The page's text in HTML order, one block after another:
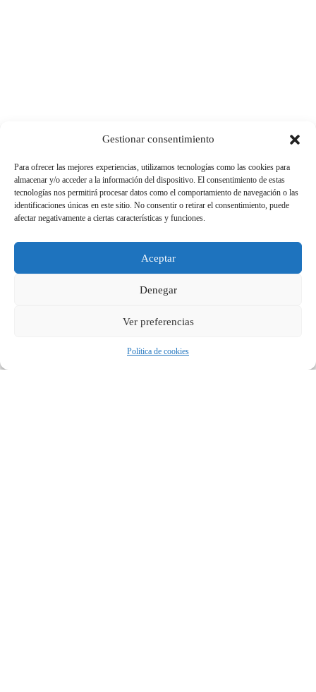
Gestionar consentimiento
Para ofrecer las mejores experiencias, utilizamos tecnologías como las cookies para
almacenar y/o acceder a la información del dispositivo. El consentimiento de estas
tecnologías nos permitirá procesar datos como el comportamiento de navegación o las
identificaciones únicas en este sitio. No consentir o retirar el consentimiento, puede
afectar negativamente a ciertas características y funciones.
Aceptar
Denegar
Ver preferencias
Política de cookies